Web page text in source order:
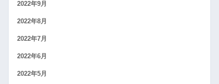
2022年9月
2022年8月
2022年7月
2022年6月
2022年5月